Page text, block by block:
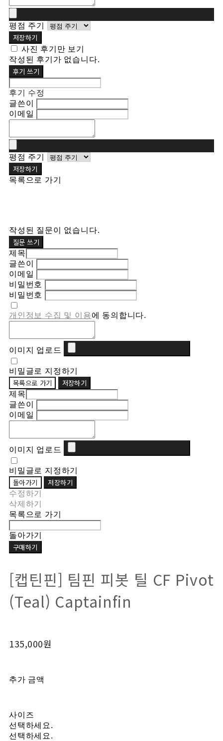
평점 주기
저장하기
사진 후기만 보기
작성된 후기가 없습니다.
후기 쓰기
후기 수정
글쓴이
이메일
평점 주기
저장하기
목록으로 가기
작성된 질문이 없습니다.
질문 쓰기
제목
글쓴이
이메일
비밀번호
비밀번호
개인정보 수집 및 이용에 동의합니다.
이미지 업로드
비밀글로 지정하기
목록으로 가기 저장하기
제목
글쓴이
이메일
이미지 업로드
비밀글로 지정하기
돌아가기 저장하기
수정하기
삭제하기
목록으로 가기
돌아가기
구매하기
[캡틴핀] 팀핀 피봇 틸 CF Pivot
(Teal) Captainfin
135,000원
추가 금액
사이즈
선택하세요.
선택하세요.